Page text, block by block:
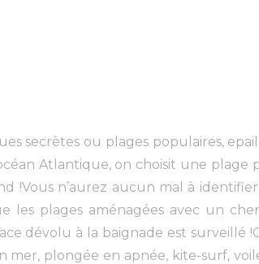
secrètes ou plages populaires,
Atlantique, on choisit une
!Vous n’aurez aucun mal à
plages aménagées avec un
dévolu à la baignade est surveillé
plongée en apnée, kite-surf,